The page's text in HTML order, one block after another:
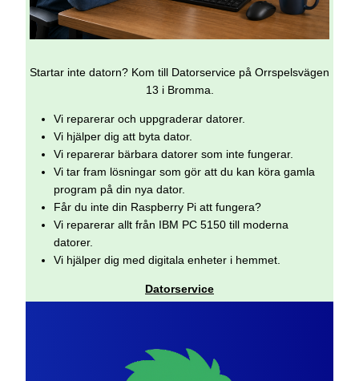
Startar inte datorn? Kom till Datorservice på Orrspelsvägen
13 i Bromma.
Vi reparerar och uppgraderar datorer.
Vi hjälper dig att byta dator.
Vi reparerar bärbara datorer som inte fungerar.
Vi tar fram lösningar som gör att du kan köra gamla
program på din nya dator.
Får du inte din Raspberry Pi att fungera?
Vi reparerar allt från IBM PC 5150 till moderna
datorer.
Vi hjälper dig med digitala enheter i hemmet.
Datorservice